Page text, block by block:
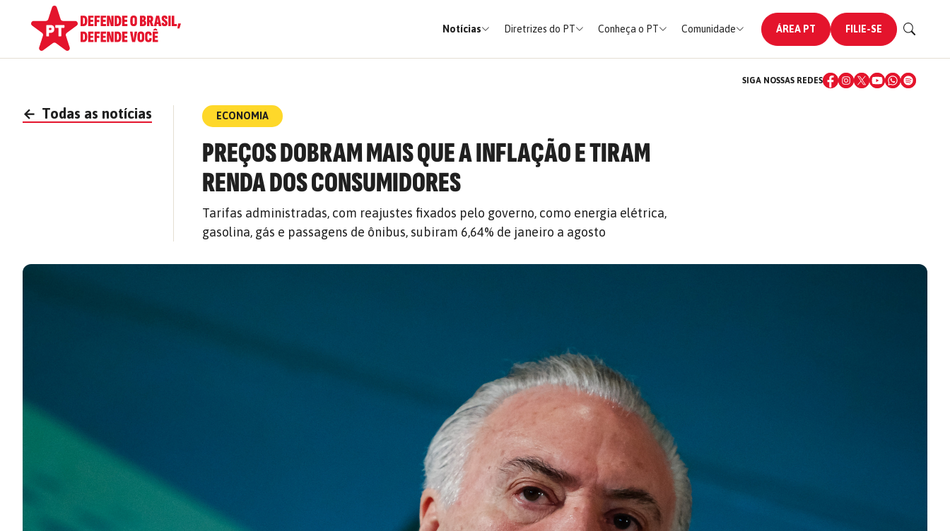
Notícias Diretrizes do PT Conheça o PT Comunidade ÁREA PT FILIE-SE
SIGA NOSSAS REDES
← Todas as notícias ECONOMIA
PREÇOS DOBRAM MAIS QUE A INFLAÇÃO E TIRAM
RENDA DOS CONSUMIDORES
Tarifas administradas, com reajustes fixados pelo governo, como energia elétrica,
gasolina, gás e passagens de ônibus, subiram 6,64% de janeiro a agosto